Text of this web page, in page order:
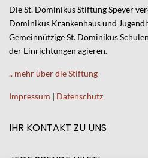
Die St. Dominikus Stiftung Speyer
Dominikus Krankenhaus und
Gemeinnützige St. Dominikus
der Einrichtungen agieren.
.. mehr über die Stiftung
Impressum | Datenschutz
IHR KONTAKT ZU UNS